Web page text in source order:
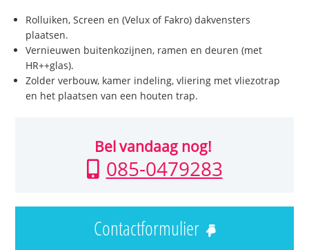
Rolluiken, Screen en (Velux of Fakro) dakvensters
plaatsen.
Vernieuwen buitenkozijnen, ramen en deuren (met
HR++glas).
Zolder verbouw, kamer indeling, vliering met vliezotrap
en het plaatsen van een houten trap.
Bel vandaag nog!
085-0479283
Contactformulier